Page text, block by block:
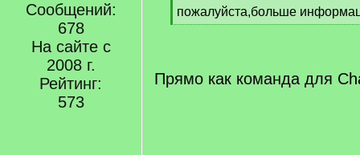
Сообщений:
678
На сайте с
2008 г.
Рейтинг:
573
q
]
пожалуйста,больше
[
Прямо как команда для